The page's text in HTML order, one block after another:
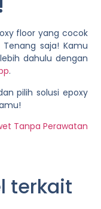
floor yang cocok
saja! Kamu
dahulu dengan
.
pilih solusi epoxy
Tanpa Perawatan
terkait